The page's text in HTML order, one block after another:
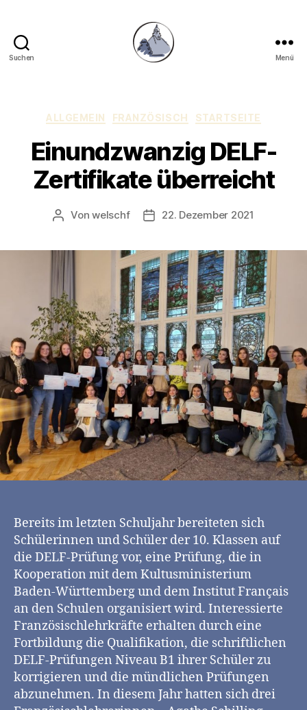
Suchen Menü
Kategorien
ALLGEMEIN FRANZÖSISCH STARTSEITE
Einundzwanzig DELF-
Zertifikate überreicht
Beitragsautor
Vonwelschf Veröffentlichungsdatum
22. Dezember 2021
Bereits im letzten Schuljahr bereiteten sich
Schülerinnen und Schüler der 10. Klassen auf
die DELF-Prüfung vor, eine Prüfung, die in
Kooperation mit dem Kultusministerium
Baden-Württemberg und dem Institut Français
an den Schulen organisiert wird. Interessierte
Französischlehrkräfte erhalten durch eine
Fortbildung die Qualifikation, die schriftlichen
DELF-Prüfungen Niveau B1 ihrer Schüler zu
korrigieren und die mündlichen Prüfungen
abzunehmen. In diesem Jahr hatten sich drei